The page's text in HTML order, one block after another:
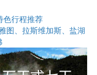
色行程推荐
图、拉斯维加斯、盐湖